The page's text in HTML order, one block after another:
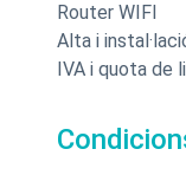
Router WIFI
Alta i
IVA i quota de